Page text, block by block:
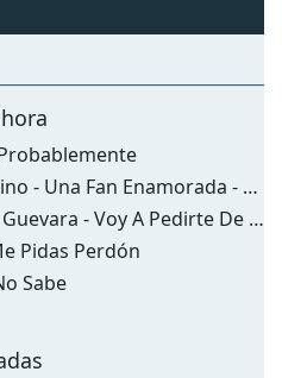
Una Fan Enamorada - Salsa
- Voy A Pedirte De Rodillas
Pidas Perdón
Sabe